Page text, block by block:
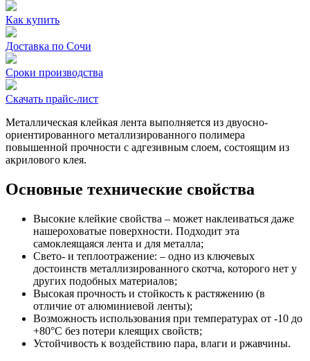
Как купить
Доставка по Сочи
Сроки производства
Скачать прайс-лист
Металлическая клейкая лента выполняется из двуосно-
ориентированного металлизированного полимера
повышенной прочности с адгезивным слоем, состоящим из
акрилового клея.
Основные технические свойства
Высокие клейкие свойства – может наклеиваться даже
нашероховатые поверхности. Подходит эта
самоклеящаяся лента и для металла;
Свето- и теплоотражение: – одно из ключевых
достоинств металлизированного скотча, которого нет у
других подобных материалов;
Высокая прочность и стойкость к растяжению (в
отличие от алюминиевой ленты);
Возможность использования при температурах от -10 до
+80°С без потери клеящих свойств;
Устойчивость к воздействию пара, влаги и ржавчины.